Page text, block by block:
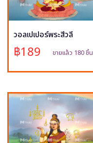
วอลเปเปอร์พระสีวลี
฿189 ขายแล้ว 180 ชิ้น